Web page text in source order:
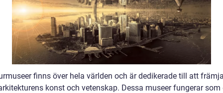
finns över hela världen och är dedikerade till att
konst och vetenskap. Dessa museer fungerar som